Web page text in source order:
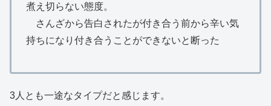
煮え切らない態度。
さんざから告白されたが付き合う前から辛い気
持ちになり付き合うことができないと断った
3人とも一途なタイプだと感じます。